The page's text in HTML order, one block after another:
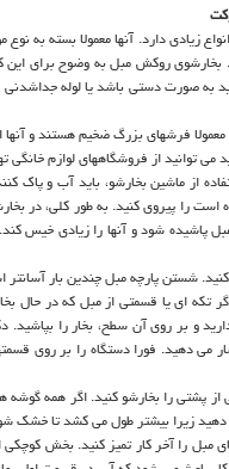
زیادی دارد. آنها معمولا بسته به
روکش مبل به وضوح برای
به صورت دستی باشد یا لوله
فرشهای بزرگ ضخیم هستند و آنها
توانید از فروشگاههای لوازم خانگی
از ماشین بخارشو، باید آب و پاک
را پیروی کنید. به طور کلی، در
پاشیده شود و آنها را زیادی خیس
شستن پارچه مبل چندین بار آسانتر
ای یا قسمتی از مبل که در حال
و بر روی آن سطح، بخار را
دهید. فورا دستگاه را بر روی
را بخارشو کنید. اگر همه گوشه
زیرا بیشتر طول می کشد تا خشک
مبل را آخر کار تمیز کنید. بخش